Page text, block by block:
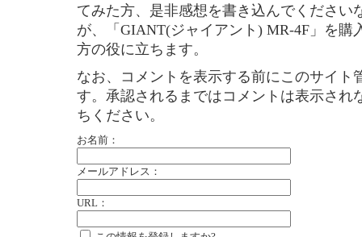
てみた方、是非感想を書き込んでください
が、「GIANT(ジャイアント) MR-4F」を購
方の役に立ちます。
なお、コメントを表示する前にこのサイト
す。承認されるまではコメントは表示され
ちください。
お名前：
メールアドレス：
URL：